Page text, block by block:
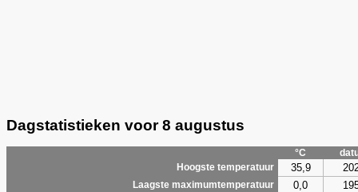
Dagstatistieken voor 8 augustus
°C
Hoogste temperatuur
35,9
Laagste maximumtemperatuur 0,0